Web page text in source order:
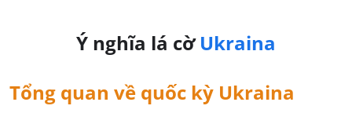
Ý nghĩa lá cờUkraina
Tổng quan về quốc kỳ Ukraina